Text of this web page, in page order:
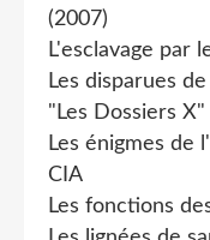
(2007)
L'esclavage par
Les disparues
"Les Dossiers
Les énigmes de
CIA
Les fonctions